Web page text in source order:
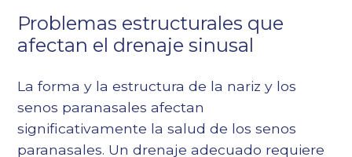
Problemas estructurales que
afectan el drenaje sinusal
La forma y la estructura de la nariz y los
senos paranasales afectan
significativamente la salud de los senos
paranasales. Un drenaje adecuado requiere